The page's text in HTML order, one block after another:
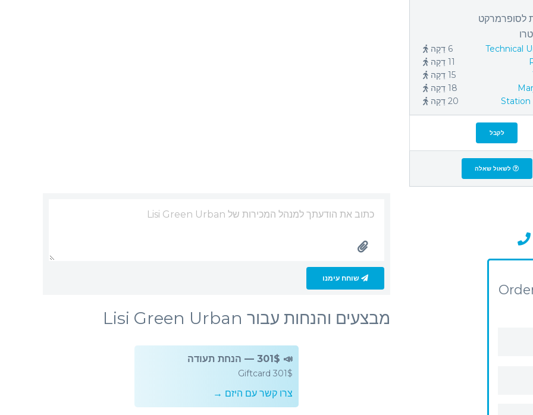
לסופרמרקט
Technical
6 דַקָה
11 דַקָה
15 דַקָה
18 דַקָה
Station
20 דַקָה
לקבל
לשאול שאלה
שוחח עימנו
מבצעים והנחות עבור Lisi Green Urban
📣 301$ — הנחת תעודה
Giftcard 301$
צרו קשר עם היזם →